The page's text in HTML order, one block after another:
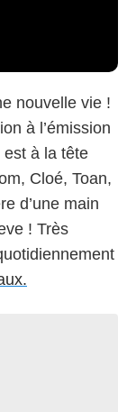
nouvelle vie !
à l’émission
est à la tête
Cloé, Toan,
d’une main
! Très